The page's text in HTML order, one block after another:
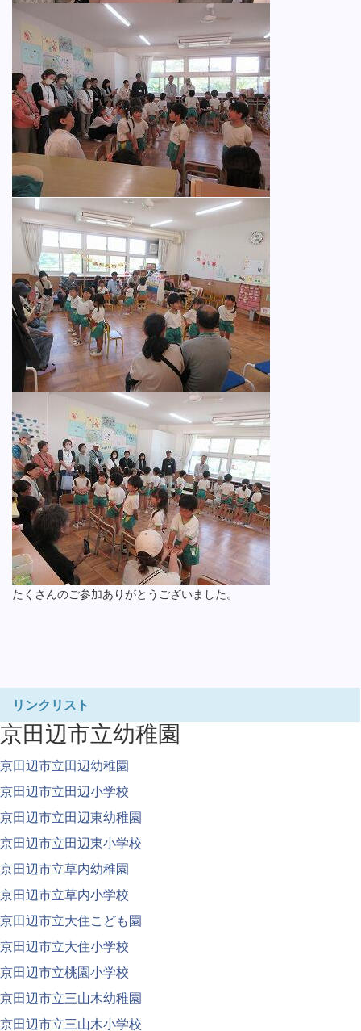
たくさんのご参加ありがとうございました。
リンクリスト
京田辺市立幼稚園
京田辺市立田辺幼稚園
京田辺市立田辺小学校
京田辺市立田辺東幼稚園
京田辺市立田辺東小学校
京田辺市立草内幼稚園
京田辺市立草内小学校
京田辺市立大住こども園
京田辺市立大住小学校
京田辺市立桃園小学校
京田辺市立三山木幼稚園
京田辺市立三山木小学校